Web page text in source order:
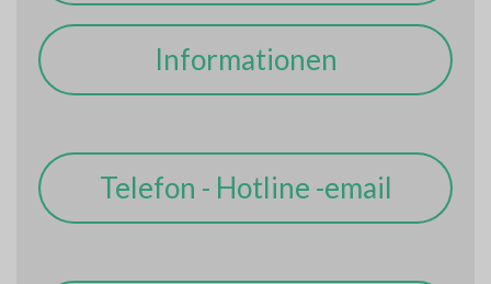
Informationen
Telefon - Hotline -email